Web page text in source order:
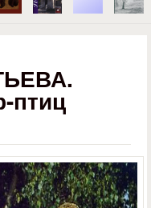
птиц